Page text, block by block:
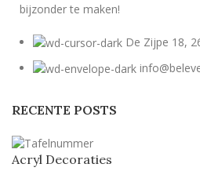
bijzonder te maken!
De Zijpe 18,
RECENTE POSTS
Acryl Decoraties